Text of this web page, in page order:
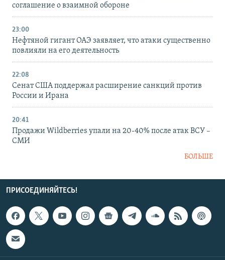
соглашение о взаимной обороне
23:00
Нефтяной гигант ОАЭ заявляет, что атаки существенно
повлияли на его деятельность
22:08
Сенат США поддержал расширение санкций против
России и Ирана
20:41
Продажи Wildberries упали на 20-40% после атак ВСУ –
СМИ
БОЛЬШЕ
ПРИСОЕДИНЯЙТЕСЬ!